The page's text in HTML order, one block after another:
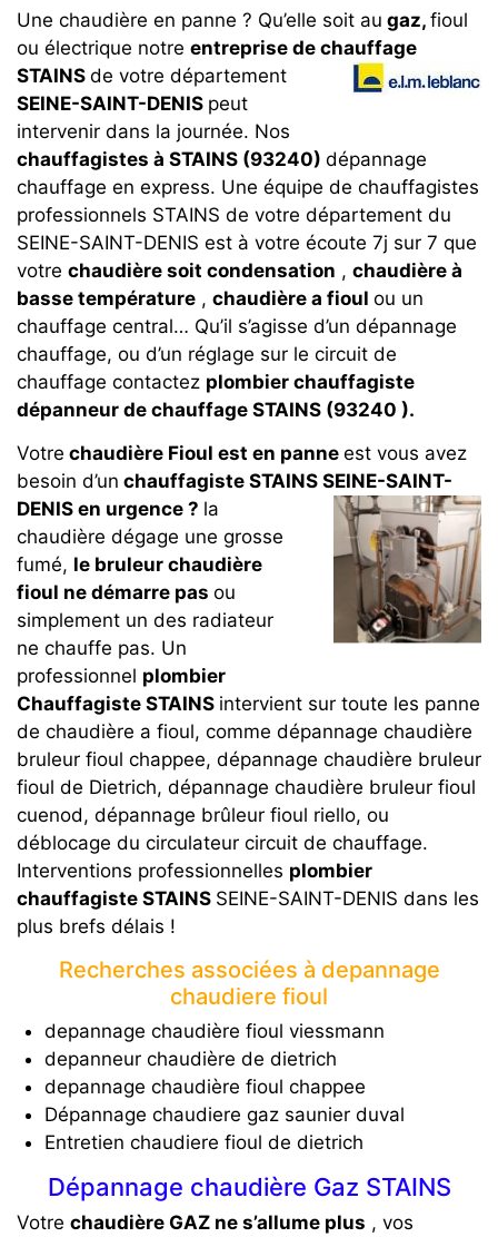
Une chaudière en panne ? Qu’elle soit au gaz, fioul
ou électrique notre entreprise de chauffage
STAINS de votre département
SEINE-SAINT-DENIS peut
intervenir dans la journée. Nos
chauffagistes à STAINS (93240) dépannage
chauffage en express. Une équipe de chauffagistes
professionnels STAINS de votre département du
SEINE-SAINT-DENIS est à votre écoute 7j sur 7 que
votre chaudière soit condensation , chaudière à
basse température , chaudière a fioul ou un
chauffage central… Qu’il s’agisse d’un dépannage
chauffage, ou d’un réglage sur le circuit de
chauffage contactez plombier chauffagiste
dépanneur de chauffage STAINS (93240 ).
Votre chaudière Fioul est en panne est vous avez
besoin d’un chauffagiste STAINS SEINE-SAINT-
DENIS en urgence ? la
chaudière dégage une grosse
fumé, le bruleur chaudière
fioul ne démarre pas ou
simplement un des radiateur
ne chauffe pas. Un
professionnel plombier
Chauffagiste STAINS intervient sur toute les panne
de chaudière a fioul, comme dépannage chaudière
bruleur fioul chappee, dépannage chaudière bruleur
fioul de Dietrich, dépannage chaudière bruleur fioul
cuenod, dépannage brûleur fioul riello, ou
déblocage du circulateur circuit de chauffage.
Interventions professionnelles plombier
chauffagiste STAINS SEINE-SAINT-DENIS dans les
plus brefs délais !
Recherches associées à depannage
chaudiere fioul
depannage chaudière fioul viessmann
depanneur chaudière de dietrich
depannage chaudière fioul chappee
Dépannage chaudiere gaz saunier duval
Entretien chaudiere fioul de dietrich
Dépannage chaudière Gaz STAINS
Votre chaudière GAZ ne s’allume plus , vos